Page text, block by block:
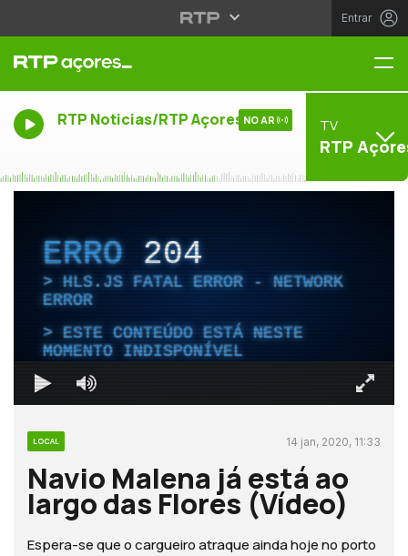
Entrar
RTP Noticias/RTP Açores NO AR TV
RTP
ERRO204
HLS.JS FATAL ERROR - NETWORK
ERROR
ESTE CONTEÚDO ESTÁ NESTE
MOMENTO INDISPONÍVEL
LOCAL 14 jan, 2020, 11:33
Navio Malena já está ao
largo das Flores (Vídeo)
Espera-se que o cargueiro atraque ainda hoje no porto